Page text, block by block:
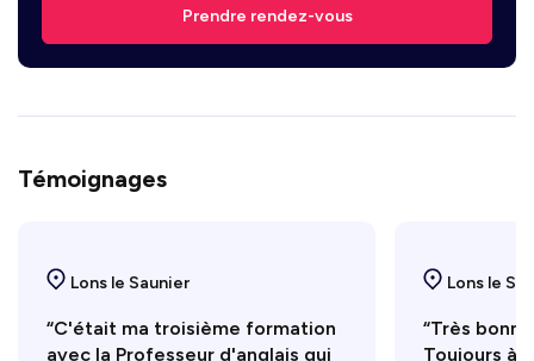
Prendre rendez-vous
Témoignages
Lons le Saunier
“C'était ma troisième formation
avec la Professeur d'anglais qui
Lons le
“Très
Toujours à